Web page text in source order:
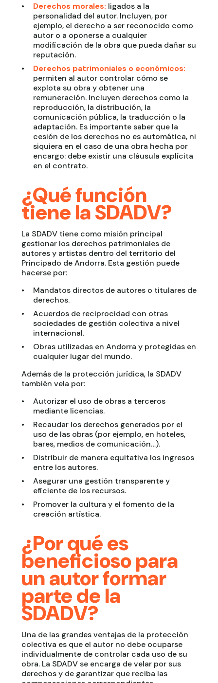
Derechos morales: ligados a la
personalidad del autor. Incluyen, por
ejemplo, el derecho a ser reconocido como
autor o a oponerse a cualquier
modificación de la obra que pueda dañar su
reputación.
Derechos patrimoniales o económicos:
permiten al autor controlar cómo se
explota su obra y obtener una
remuneración. Incluyen derechos como la
reproducción, la distribución, la
comunicación pública, la traducción o la
adaptación. Es importante saber que la
cesión de los derechos no es automática, ni
siquiera en el caso de una obra hecha por
encargo: debe existir una cláusula explícita
en el contrato.
¿Qué función
tiene la SDADV?
La SDADV tiene como misión principal
gestionar los derechos patrimoniales de
autores y artistas dentro del territorio del
Principado de Andorra. Esta gestión puede
hacerse por:
Mandatos directos de autores o titulares de
derechos.
Acuerdos de reciprocidad con otras
sociedades de gestión colectiva a nivel
internacional.
Obras utilizadas en Andorra y protegidas en
cualquier lugar del mundo.
Además de la protección jurídica, la SDADV
también vela por:
Autorizar el uso de obras a terceros
mediante licencias.
Recaudar los derechos generados por el
uso de las obras (por ejemplo, en hoteles,
bares, medios de comunicación…).
Distribuir de manera equitativa los ingresos
entre los autores.
Asegurar una gestión transparente y
eficiente de los recursos.
Promover la cultura y el fomento de la
creación artística.
¿Por qué es
beneficioso para
un autor formar
parte de la
SDADV?
Una de las grandes ventajas de la protección
colectiva es que el autor no debe ocuparse
individualmente de controlar cada uso de su
obra. La SDADV se encarga de velar por sus
derechos y de garantizar que reciba las